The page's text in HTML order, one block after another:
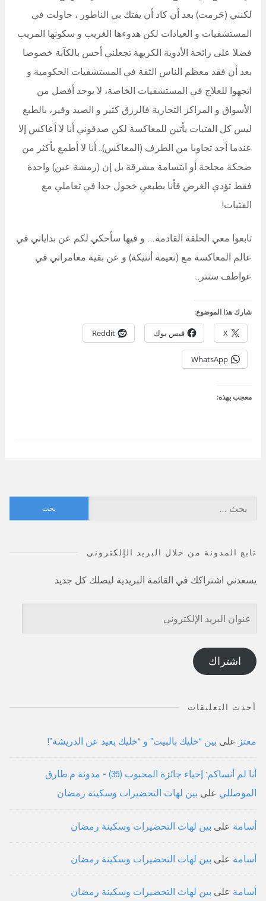
لكنني (حَرمت) بعد أن كاد أن يفتك بي الناطور ، حاولت في
المستشفيات و العيادات لكن هدوءها الغريب و سكونها المريب
فضلا على رائحة الأدوية الكريهة تجعلني أحس بالكآبة خصوصا
بعد أن فقد معظم الناس الثقة في المستشفيات الحكومية و
اتجهوا للعلاج في المستشفيات الخاصة، لا يوجد أفضل من
الأسواق و المراكز التجارية فالرزق كثير و الصيد وفير، بالطبع
ليس كل الفتيات يأتين للمعاكسة لكن صدقوني أنا لا أعاكس إلا
عندما أجد تجاوبا من الطرف (المعاكَس).. أنا لا أطمع بأكثر من
ضحكة مجلجة أو ابتسامة مشرقة بل إن (رمشة عين) واحدة
فقط تؤدي الغرض فأنا بطبعي خجول جدا في تعاملي مع
الفتيات!
تابعوا معي الحلقة القادمة… و فيها سأحكي لكم عن بداياتي في
عالم المعاكسة مع (نعيمة أنتيكة) و عن بقية مغامراتي في
عواطف سنتر..
شارك هذا الموضوع:
X فيس بوك Reddit
WhatsApp
معجب بهذه:
عن:
تابع المدونة من خلال البريد الإلكتروني
يسعدني اشتراكك في القائمة البريدية ليصلك كل جديد
عنوان
البريد
الإلكتروني
اشتراك
أحدث التعليقات
معتز على بين “خليك بالبيت” و “خليك بعيد عن الدريشة”!
أنا لم أنساكم: إحياء جائزة المحبوب (35) - مدونة م.طارق
الموصللي على بين لهاث التحضيرات وسكينة رمضان
أسامة على بين لهاث التحضيرات وسكينة رمضان
أسامة على بين لهاث التحضيرات وسكينة رمضان
أسامة على بين لهاث التحضيرات وسكينة رمضان